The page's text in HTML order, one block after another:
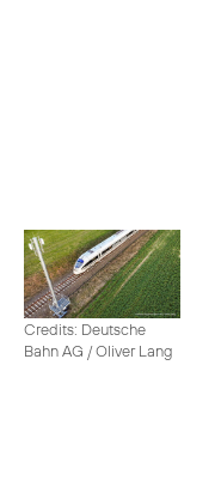
Credits: Deutsche
Bahn AG / Oliver Lang